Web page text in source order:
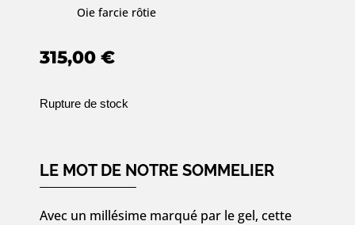
Oie farcie rôtie
315,00 €
Rupture de stock
LE MOT DE NOTRE SOMMELIER
Avec un millésime marqué par le gel, cette